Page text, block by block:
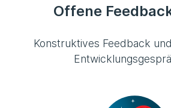
Offene
Konstruktives Feedback